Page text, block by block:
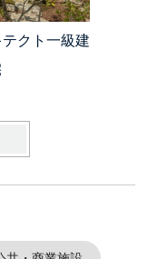
クト一級建